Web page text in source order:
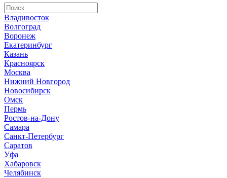
Владивосток
Волгоград
Воронеж
Екатеринбург
Казань
Красноярск
Москва
Нижний Новгород
Новосибирск
Омск
Пермь
Ростов-на-Дону
Самара
Санкт-Петербург
Саратов
Уфа
Хабаровск
Челябинск